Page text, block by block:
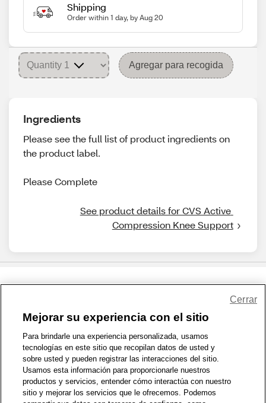
Shipping
Order within 1 day, by Aug 20
Agregar para recogida
Ingredients
Please see the full list of product ingredients on
the product label.
Please Complete
See product details for CVS Active
Compression Knee Support
1-800-679-9691 | Contáctenos | Términos de Uso | Accesibilidad
Política de Privacidad | WA Privacy Policy | Mapa del sitio
Zona de Bienestar | © 1999 - 2026 CVS.com
Mejorar su experiencia con el sitio
Para brindarle una experiencia personalizada, usamos
tecnologías en este sitio que recopilan datos de usted y
sobre usted y pueden registrar las interacciones del sitio.
Usamos esta información para proporcionarle nuestros
productos y servicios, entender cómo interactúa con nuestro
sitio y mejorar los servicios que le ofrecemos. Podemos
Cerrar